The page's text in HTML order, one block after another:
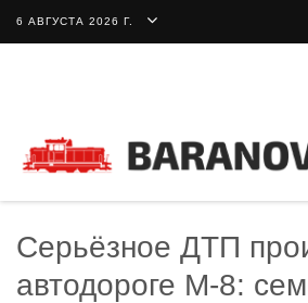
6 АВГУСТА 2026 Г.
Серьёзное ДТП
автодороге М-8: